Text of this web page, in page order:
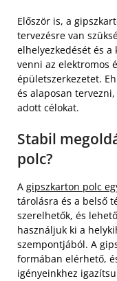
Először is, a
tervezésre van
elhelyezkedését és
venni az elektromos
épületszerkezetet.
és alaposan
adott célokat.
Stabil
polc?
A gipszkarton polc
tárolásra és a belső
szerelhetők, és
használjuk ki a
szempontjából. A
formában elérhető,
igényeinkhez